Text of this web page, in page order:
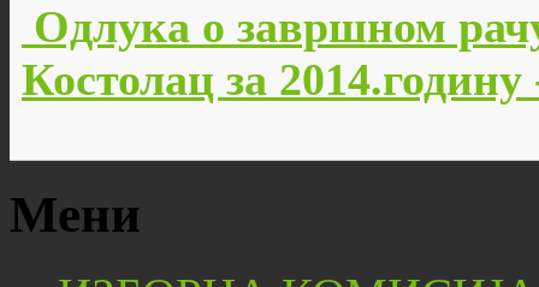
Oдлукa о завршном
Костолац за
Мени